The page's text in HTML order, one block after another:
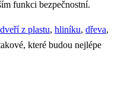
funkci bezpečnostní.
dveří z plastu, hliníku, dřeva,
které budou nejlépe